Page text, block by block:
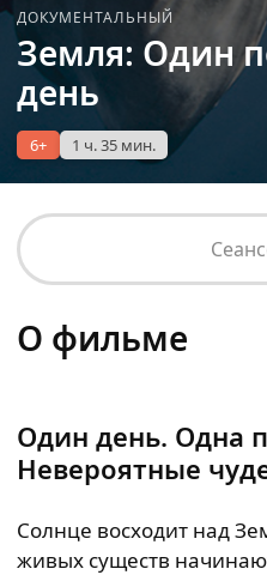
ДОКУМЕНТАЛЬНЫЙ
Земля: Один
день
6+ 1 ч. 35 мин.
О фильме
Один день. Одна
Невероятные
Солнце восходит над
живых существ